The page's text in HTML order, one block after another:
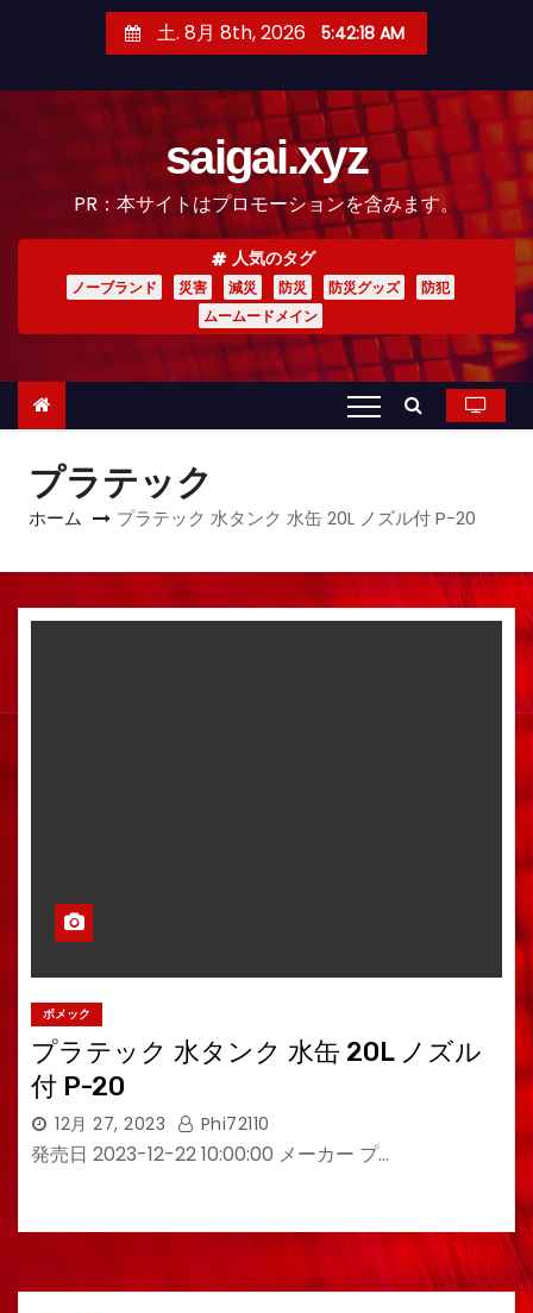
土. 8月 8th, 2026 5:42:20 AM
saigai.xyz
PR：本サイトはプロモーションを含みます。
人気のタグ
ノーブランド 災害 減災 防災 防災グッズ
防犯
ムームードメイン
プラテック
ホーム プラテック 水タンク 水缶 20L ノズル付 P-20
ボメック
プラテック 水タンク 水缶 20L ノズル
付 P-20
12月 27, 2023 Phi72110
発売日 2023-12-22 10:00:00 メーカー プ…